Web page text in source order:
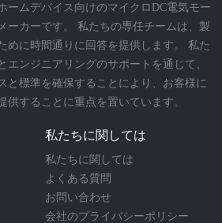
ームデバイス向けのマイクロDC電気モー
ーカーです。 私たちの専任チームは、製
めに時間通りに回答を提供します。 私た
エンジニアリングのサポートを通じて、
と標準を確保することにより、お客様に
供することに重点を置いています。
私たちに関しては
私たちに関しては
よくある質問
お問い合わせ
会社のプライバシーポリシー